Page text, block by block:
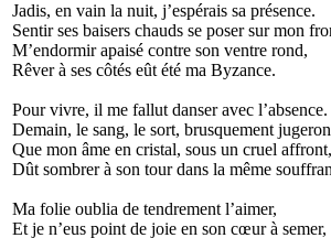
Jadis, en vain la nuit, j’espérais sa présence.
Sentir ses baisers chauds se poser sur mon
M’endormir apaisé contre son ventre rond,
Rêver à ses côtés eût été ma Byzance.
Pour vivre, il me fallut danser avec l’absence.
Demain, le sang, le sort, brusquement
Que mon âme en cristal, sous un cruel affront,
Dût sombrer à son tour dans la même
Ma folie oublia de tendrement l’aimer,
Et je n’eus point de joie en son cœur à semer,